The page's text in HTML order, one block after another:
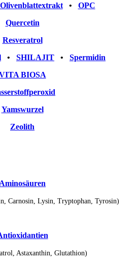
Olivenblattextrakt• OPC
Quercetin
Resveratrol
• SHILAJIT • Spermidin
BIOSA
Yamswurzel
Zeolith
Aminosäuren
Carnosin, Lysin, Tryptophan, Tyrosin)
Astaxanthin, Glutathion)